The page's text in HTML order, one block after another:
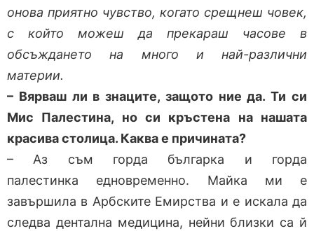
онова приятно чувство, когато срещнеш човек,
с който можеш да прекараш часове в
обсъждането на много и най-различни
материи.
– Вярваш ли в знаците, защото ние да. Ти си
Мис Палестина, но си кръстена на нашата
красива столица. Каква е причината?
– Аз съм горда българка и горда
палестинка едновременно. Майка ми е
завършила в Арбските Емирства и е искала да
следва дентална медицина, нейни близки са й